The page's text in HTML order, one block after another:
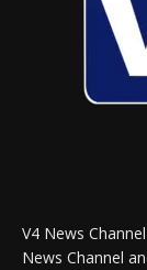
V4 News
News Channel